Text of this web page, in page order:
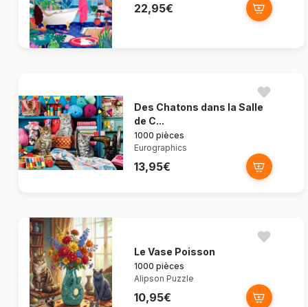
22,95€
Des Chatons dans la Salle
de C...
1000 pièces
Eurographics
13,95€
Le Vase Poisson
1000 pièces
Alipson Puzzle
10,95€